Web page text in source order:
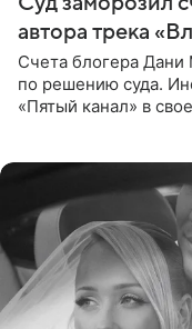
автора трека
Счета блогера
по решению суда.
«Пятый канал» в